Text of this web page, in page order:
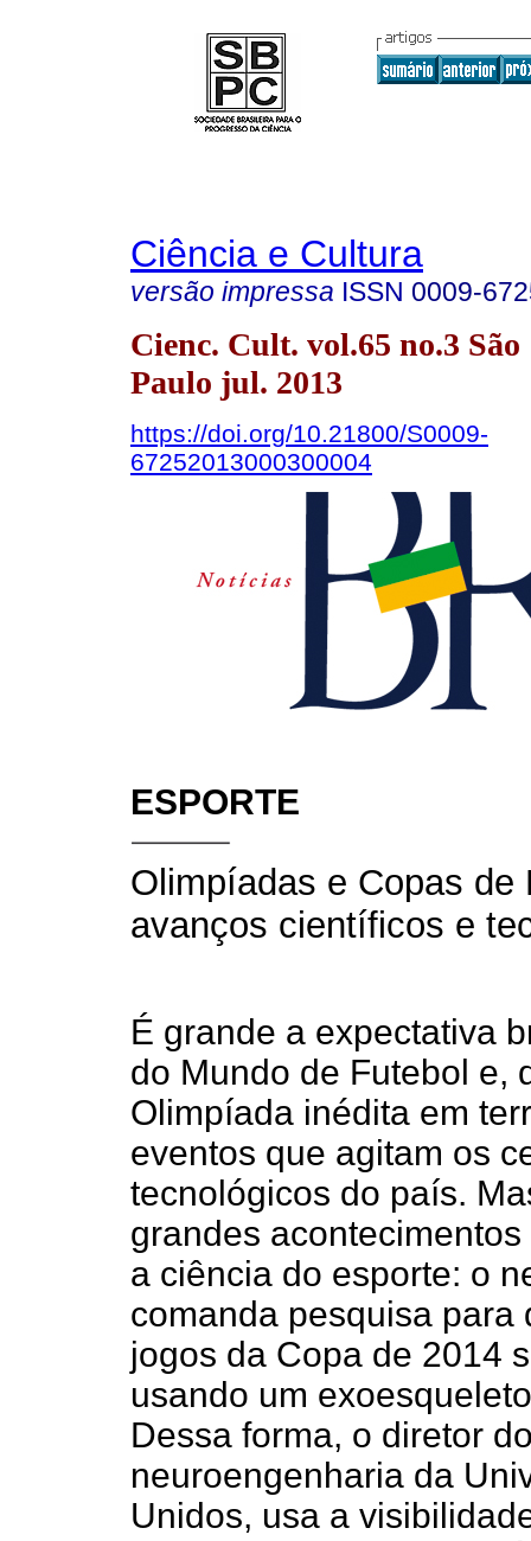
Ciência e Cultura
versão impressa ISSN 0009-
Cienc. Cult. vol.65 no.3 São
Paulo jul. 2013
https://doi.org/10.21800/S0009-
67252013000300004
ESPORTE
Olimpíadas e Copas de
avanços científicos e
É grande a expectativa
do Mundo de Futebol e,
Olimpíada inédita em
eventos que agitam os
tecnológicos do país.
grandes
a ciência do esporte: o
comanda pesquisa para
jogos da Copa de 2014
usando um
Dessa forma, o diretor
neuroengenharia da
Unidos, usa a